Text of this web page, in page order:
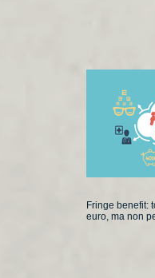
Fringe benefit:
euro, ma non